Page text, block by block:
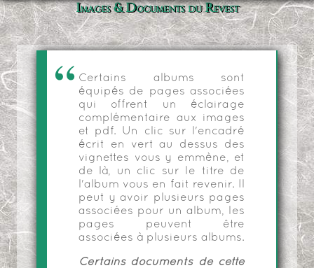
Images & Documents du Revest
Certains albums sont
équipés de pages associées
qui offrent un éclairage
complémentaire aux images
et pdf. Un clic sur l'encadré
écrit en vert au dessus des
vignettes vous y emmène, et
de là, un clic sur le titre de
l'album vous en fait revenir. Il
peut y avoir plusieurs pages
associées pour un album, les
pages peuvent être
associées à plusieurs albums.
Certains documents de cette